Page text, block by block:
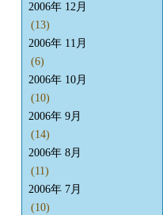
2006年 12月
(13)
2006年 11月
(6)
2006年 10月
(10)
2006年 9月
(14)
2006年 8月
(11)
2006年 7月
(10)